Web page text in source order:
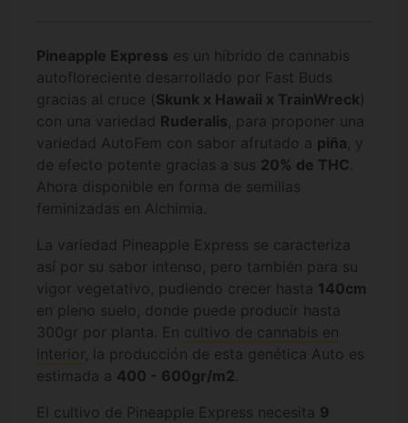
Pineapple Express es un híbrido de cannabis
autofloreciente desarrollado por Fast Buds
gracias al cruce ( Skunk x Hawaii x TrainWreck)
con una variedad Ruderalis, para proponer una
variedad AutoFem con sabor afrutado a piña, y
de efecto potente gracias a sus 20% de THC.
Ahora disponible en forma de semillas
feminizadas en Alchimia.
La variedad Pineapple Express se caracteriza
así por su sabor intenso, pero también para su
vigor vegetativo, pudiendo crecer hasta 140cm
en pleno suelo, donde puede producir hasta
300gr por planta. En cultivo de cannabis en
interior , la producción de esta genética Auto es
estimada a 400 - 600gr/m2.
El cultivo de Pineapple Express necesita 9